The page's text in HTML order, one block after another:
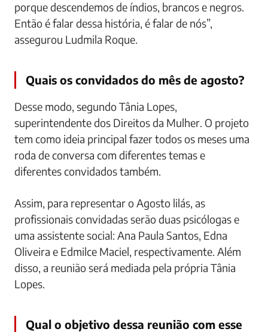
porque descendemos de índios, brancos e negros.
Então é falar dessa história, é falar de nós”,
assegurou Ludmila Roque.
Quais os convidados do mês de agosto?
Desse modo, segundo Tânia Lopes,
superintendente dos Direitos da Mulher. O projeto
tem como ideia principal fazer todos os meses uma
roda de conversa com diferentes temas e
diferentes convidados também.
Assim, para representar o Agosto lilás, as
profissionais convidadas serão duas psicólogas e
uma assistente social: Ana Paula Santos, Edna
Oliveira e Edmilce Maciel, respectivamente. Além
disso, a reunião será mediada pela própria Tânia
Lopes.
Qual o objetivo dessa reunião com esse